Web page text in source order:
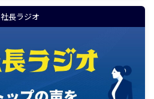
社長ラジオ